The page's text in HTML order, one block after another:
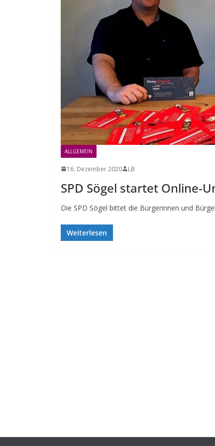
ALLGEMEIN
16. Dezember 2020 LB
SPD Sögel startet Online-
Die SPD Sögel bittet die Bürgerinnen und
Weiterlesen